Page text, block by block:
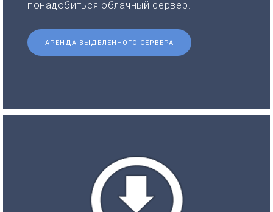
понадобиться облачный сервер.
АРЕНДА ВЫДЕЛЕННОГО СЕРВЕРА